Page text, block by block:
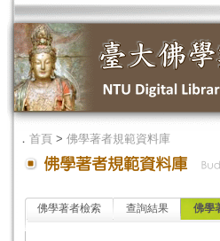
． 首頁 > 佛學著者規範資料庫
佛學著者檢索 查詢結果 佛學